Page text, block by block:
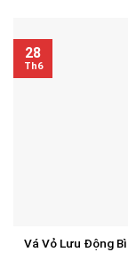
Vá Vỏ Lưu Động
28
Th6